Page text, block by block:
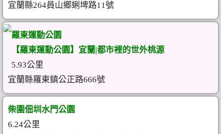
宜蘭縣264員山鄉蜊埤路11號
羅東運動公園
【羅東運動公園】宜蘭|都市裡的世外桃源
5.93公里
宜蘭縣羅東鎮公正路666號
柴圍佃圳水門公園
6.24公里